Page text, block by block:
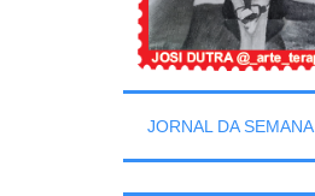
JORNAL DA SEMANA